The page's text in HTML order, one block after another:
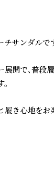
サンダルで
開で、普段
き心地をお